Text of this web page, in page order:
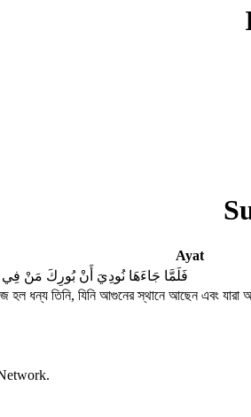
Ayat
فَلَمَّا جَاءَهَا نُودِيَ أَنْ بُورِكَ مَنْ فِي
ধন্য তিনি, যিনি আগুনের স্থানে আছেন এবং যারা